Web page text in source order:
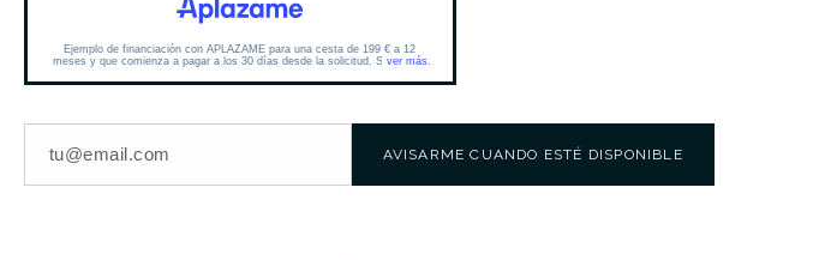
AVISARME CUANDO ESTÉ DISPONIBLE